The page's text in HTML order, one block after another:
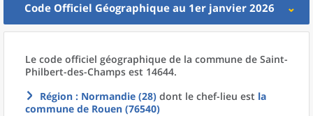
Code Officiel Géographique au 1er janvier 2026
Le code officiel géographique de la commune de Saint-
Philbert-des-Champs est 14644.
Région : Normandie (28) dont le chef-lieu est la
commune de Rouen (76540)